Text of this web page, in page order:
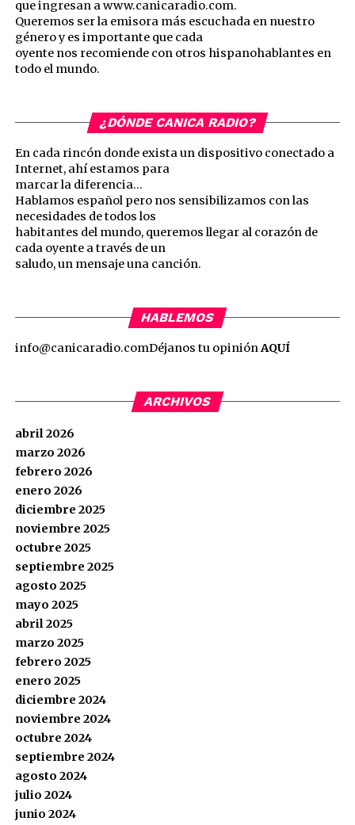
que ingresan a www.canicaradio.com.
Queremos ser la emisora más escuchada en nuestro
género y es importante que cada
oyente nos recomiende con otros hispanohablantes en
todo el mundo.
¿DÓNDE CANICA RADIO?
En cada rincón donde exista un dispositivo conectado a
Internet, ahí estamos para
marcar la diferencia…
Hablamos español pero nos sensibilizamos con las
necesidades de todos los
habitantes del mundo, queremos llegar al corazón de
cada oyente a través de un
saludo, un mensaje una canción.
HABLEMOS
info@canicaradio.comDéjanos tu opiniónAQUÍ
ARCHIVOS
abril 2026
marzo 2026
febrero 2026
enero 2026
diciembre 2025
noviembre 2025
octubre 2025
septiembre 2025
agosto 2025
mayo 2025
abril 2025
marzo 2025
febrero 2025
enero 2025
diciembre 2024
noviembre 2024
octubre 2024
septiembre 2024
agosto 2024
julio 2024
junio 2024